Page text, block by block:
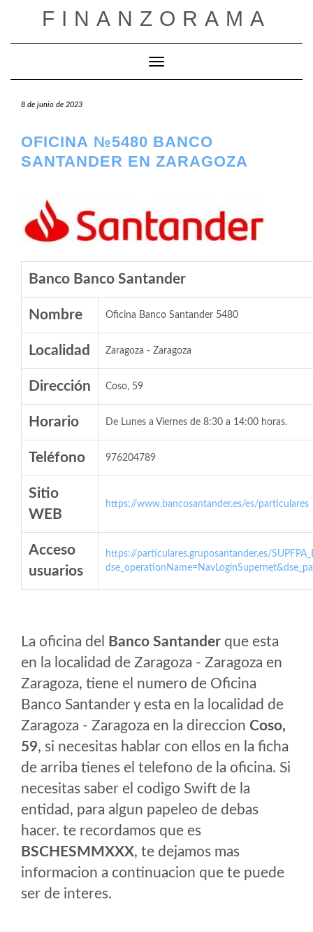
FINANZORAMA
Cambiar modo de navegación
8 de junio de 2023
OFICINA №5480 BANCO
SANTANDER EN ZARAGOZA
Banco Banco Santander
Nombre Oficina Banco Santander 5480
Localidad Zaragoza - Zaragoza
Dirección Coso, 59
Horario De Lunes a Viernes de 8:30 a 14:00 horas.
Teléfono 976204789
Sitio
WEB
https://www.bancosantander.es/es/particulares
Acceso
usuarios
https://particulares.gruposantander.es/
La oficina del Banco Santander que esta
en la localidad de Zaragoza - Zaragoza en
Zaragoza, tiene el numero de Oficina
Banco Santander y esta en la localidad de
Zaragoza - Zaragoza en la direccion Coso,
59, si necesitas hablar con ellos en la ficha
de arriba tienes el telefono de la oficina. Si
necesitas saber el codigo Swift de la
entidad, para algun papeleo de debas
hacer. te recordamos que es
BSCHESMMXXX, te dejamos mas
informacion a continuacion que te puede
ser de interes.